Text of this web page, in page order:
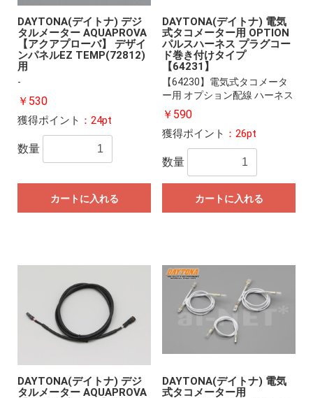
DAYTONA(デイトナ) デジ
タルメーター AQUAPROVA
【アクアプローバ】 デザイ
ンパネルEZ TEMP(72812)
用
-
￥530
獲得ポイント ：24pt
数量
カートに入れる
DAYTONA(デイトナ) 電気
式タコメーター用 OPTION
パルスハーネス プラグコー
ド巻き付けタイプ
【64231】
【64230】電気式タコメータ
ー用 オプション配線 ハーネス
￥590
獲得ポイント ：26pt
数量
カートに入れる
DAYTONA(デイトナ) デジ
タルメーター AQUAPROVA
DAYTONA(デイトナ) 電気
式タコメーター用